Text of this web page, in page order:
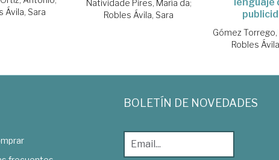
Ávila, Sara
Natividade Pires, María da;
Robles Ávila, Sara
lenguaje
Gómez
Robles
BOLETÍN DE NOVEDADES